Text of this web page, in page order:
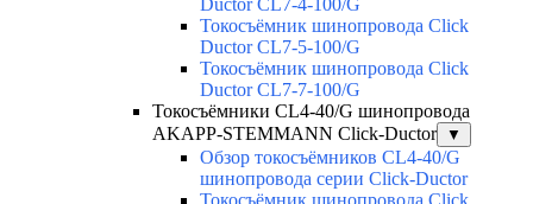
Ductor CL7-4-100/G
Токосъёмник шинопровода Click
Ductor CL7-5-100/G
Токосъёмник шинопровода Click
Ductor CL7-7-100/G
Токосъёмники СL4-40/G шинопровода
AKAPP-STEMMANN Click-Ductor
▼
Обзор токосъёмников СL4-40/G
шинопровода серии Click-Ductor
Токосъёмник шинопровода Click